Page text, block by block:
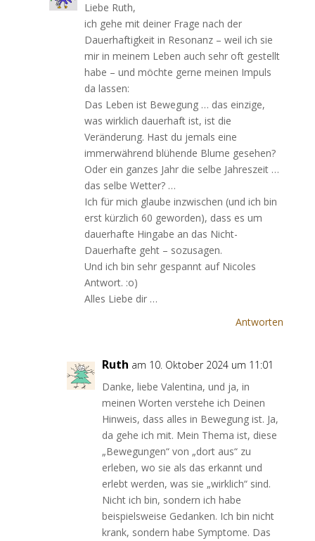
Liebe Ruth,
ich gehe mit deiner Frage nach der
Dauerhaftigkeit in Resonanz – weil ich sie
mir in meinem Leben auch sehr oft gestellt
habe – und möchte gerne meinen Impuls
da lassen:
Das Leben ist Bewegung … das einzige,
was wirklich dauerhaft ist, ist die
Veränderung. Hast du jemals eine
immerwährend blühende Blume gesehen?
Oder ein ganzes Jahr die selbe Jahreszeit …
das selbe Wetter? …
Ich für mich glaube inzwischen (und ich bin
erst kürzlich 60 geworden), dass es um
dauerhafte Hingabe an das Nicht-
Dauerhafte geht – sozusagen.
Und ich bin sehr gespannt auf Nicoles
Antwort. :o)
Alles Liebe dir …
Antworten
Ruth am 10. Oktober 2024 um 11:01
Danke, liebe Valentina, und ja, in
meinen Worten verstehe ich Deinen
Hinweis, dass alles in Bewegung ist. Ja,
da gehe ich mit. Mein Thema ist, diese
„Bewegungen“ von „dort aus“ zu
erleben, wo sie als das erkannt und
erlebt werden, was sie „wirklich“ sind.
Nicht ich bin, sondern ich habe
beispielsweise Gedanken. Ich bin nicht
krank, sondern habe Symptome. Das